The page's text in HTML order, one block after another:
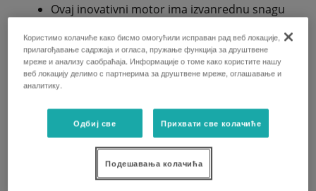
Ovaj inovativni motor ima izvanrednu snagu
6,1-litarski četvorocilindrični motor
isporučuje konstantan obrtni moment u
širokom opsegu brzina.
Funkcija Powerboost-a pruža dodatnih 20 KS
za transportne radove.
Veliki kapacitet rezervoara za gorivo od 230
litara omogućava Vam rad bez čestog
punjenja gorivom.
Користимо колачиће како бисмо омогућили исправан рад веб локације,
прилагођавање садржаја и огласа, пружање функција за друштвене
мреже и анализу саобраћаја. Информације о томе како користите нашу
веб локацију делимо с партнерима за друштвене мреже, оглашавање и
аналитику.
Одбиј све Прихвати све колачиће
Подешавања колачића